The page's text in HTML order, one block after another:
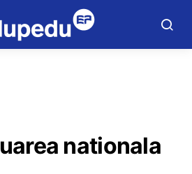
nationala